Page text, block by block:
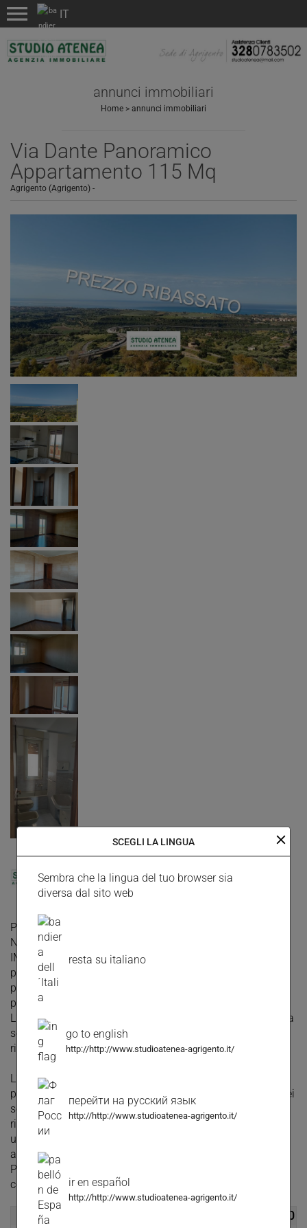
menu
annunci immobiliari
Home > annunci immobiliari
Via Dante Panoramico
Appartamento 115 Mq
Agrigento (Agrigento) -
PREZZO NOTEVOLMENTE RIBASSATO!!!
NUOVO INCARICO DI VENDITA IN ESCLUSIVA!!!
IMMOBILIARE STUDIO ATENEA VENDE: In via Dante
proponiamo in vendita un luminoso appartamento
panoramico di circa 115 metri quadrati, situato al sesto
piano con ascensore di un ottimo condominio.
L'immobile è composto da: ingresso, salone doppio, cucina
semiabitabile, due camere da letto, bagno, lavanderia e
ripostiglio.
L'immobile si trova in buonissime condizioni con tutta la
pavimentazione in parquet ad esclusione della cucina e dei
servizi, infissi in vetr/camera ed è inoltre dotata di
riscaldamento autonomo ed ampia riserva idrica e offre
una bellissima veduta sul mare con tre aperture che si
affacciano a sud.
Per tutti i dettagli e per maggiori info non estitate a
contattarci al 328/0783502
€ 88.000,00
close
SCEGLI LA LINGUA
Sembra che la lingua del tuo browser sia
diversa dal sito web
resta su italiano
go to english
http://http://www.studioatenea-agrigento.it/
перейти на русский язык
http://http://www.studioatenea-agrigento.it/
ir en español
http://http://www.studioatenea-agrigento.it/